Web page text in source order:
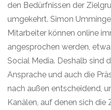
den Bedürfnissen der
umgekehrt. Simon
Mitarbeiter können online
angesprochen werden,
Social Media. Deshalb sind
Ansprache und auch die
nach außen entscheidend,
Kanälen, auf denen sich